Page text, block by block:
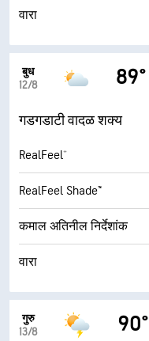
वारा
बुध
12/8
89°
गडगडाटी वादळ शक्य
RealFeel®
RealFeel Shade™
कमाल अतिनील निर्देशांक
वारा
गुरु
13/8
90°